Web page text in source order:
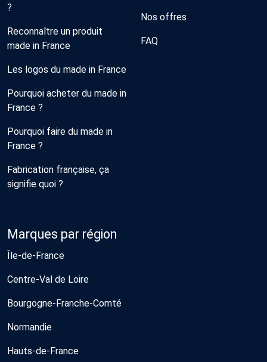
?
Reconnaître un produit
made in France
Les logos du made in France
Pourquoi acheter du made in
France ?
Pourquoi faire du made in
France ?
Fabrication française, ça
signifie quoi ?
Nos offres
FAQ
Marques par région
Île-de-France
Centre-Val de Loire
Bourgogne-Franche-Comté
Normandie
Hauts-de-France